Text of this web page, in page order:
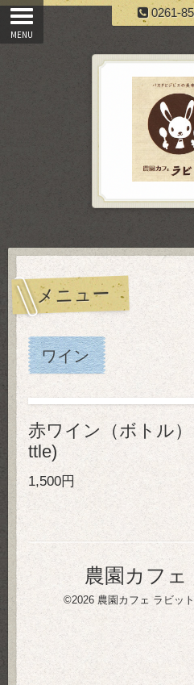
0261-
メニュー
ワイン
赤ワイン（ボトル
ttle)
1,500円
農園カフェ
©2026 農園カフェ ラビット